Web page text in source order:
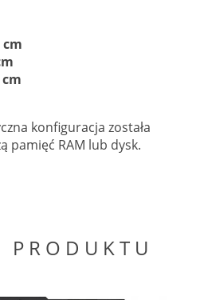
cm
konfiguracja została
pamięć RAM lub dysk.
P R O D U K T U